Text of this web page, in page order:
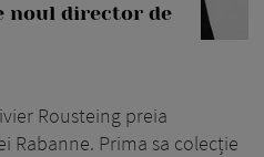
noul director de
Rousteing preia
Rabanne. Prima sa colecție